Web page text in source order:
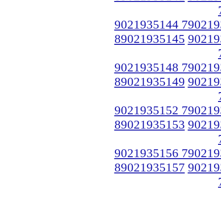
9021935144
89021935145
9021935148
89021935149
9021935152
89021935153
9021935156
89021935157